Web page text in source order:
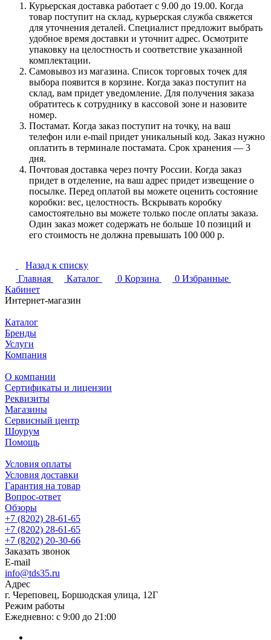
Курьерская доставка работает с 9.00 до 19.00. Когда
товар поступит на склад, курьерская служба свяжется
для уточнения деталей. Специалист предложит выбрать
удобное время доставки и уточнит адрес. Осмотрите
упаковку на целостность и соответствие указанной
комплектации.
Самовывоз из магазина. Список торговых точек для
выбора появится в корзине. Когда заказ поступит на
склад, вам придет уведомление. Для получения заказа
обратитесь к сотруднику в кассовой зоне и назовите
номер.
Постамат. Когда заказ поступит на точку, на ваш
телефон или e-mail придет уникальный код. Заказ нужно
оплатить в терминале постамата. Срок хранения — 3
дня.
Почтовая доставка через почту России. Когда заказ
придет в отделение, на ваш адрес придет извещение о
посылке. Перед оплатой вы можете оценить состояние
коробки: вес, целостность. Вскрывать коробку
самостоятельно вы можете только после оплаты заказа.
Один заказ может содержать не больше 10 позиций и
его стоимость не должна превышать 100 000 р.
Назад к списку
Главная
Каталог 0 Корзина 0 Избранные
Кабинет
Интернет-магазин
Каталог
Бренды
Услуги
Компания
О компании
Сертификаты и лицензии
Реквизиты
Магазины
Сервисный центр
Шоурум
Помощь
Условия оплаты
Условия доставки
Гарантия на товар
Вопрос-ответ
Обзоры
+7 (8202) 28‑61-65
+7 (8202) 28‑61-65
+7 (8202) 20‑30-66
Заказать звонок
E-mail
info@tds35.ru
Адрес
г. Череповец, Боршодская улица, 12Г
Режим работы
Ежедневно: с 9:00 до 21:00